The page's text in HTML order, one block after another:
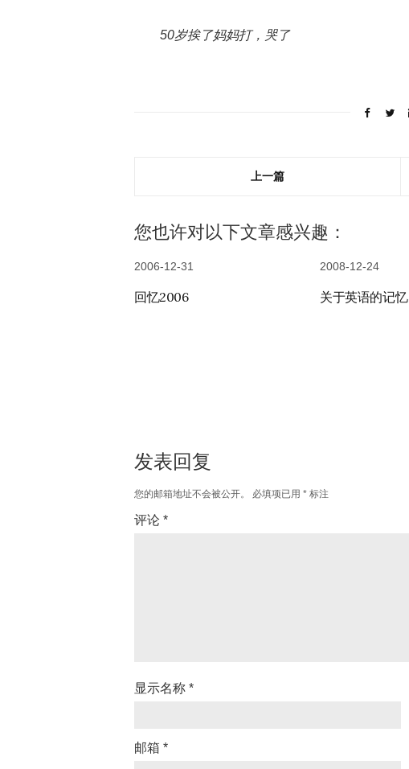
50岁挨了妈妈打，哭了
上一篇
您也许对以下文章感兴趣：
2006-12-31
回忆2006
2008-12-24
关于英语的记忆
发表回复
您的邮箱地址不会被公开。 必填项已用 * 标注
评论 *
显示名称 *
邮箱 *